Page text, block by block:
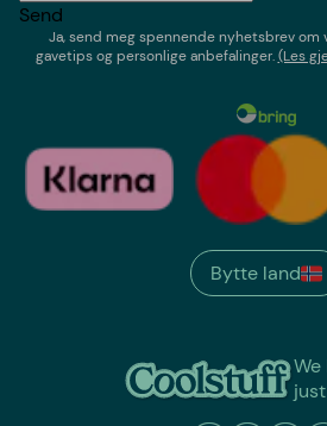
Send
Ja, send meg spennende nyhetsbrev om
gavetips og personlige anbefalinger.(Les
We
Bytte land